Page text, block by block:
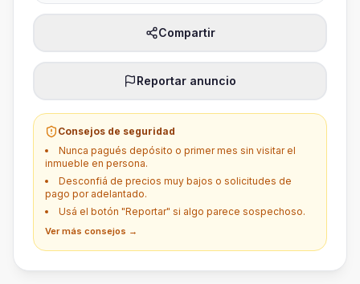
Compartir
Reportar anuncio
Consejos de seguridad
Nunca pagués depósito o primer mes sin visitar el
inmueble en persona.
Desconfiá de precios muy bajos o solicitudes de
pago por adelantado.
Usá el botón "Reportar" si algo parece sospechoso.
Ver más consejos →